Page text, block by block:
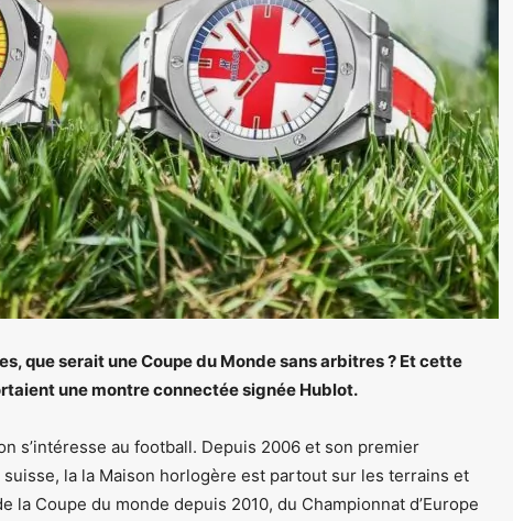
que serait une Coupe du Monde sans arbitres ? Et cette
une montre connectée signée Hublot.
s’intéresse au football. Depuis 2006 et son premier
suisse, la la Maison horlogère est partout sur les terrains et
la Coupe du monde depuis 2010, du Championnat d’Europe